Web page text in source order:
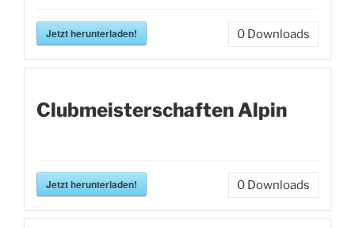
Jetzt herunterladen! 0 Downloads
Clubmeisterschaften Alpin
Jetzt herunterladen! 0 Downloads